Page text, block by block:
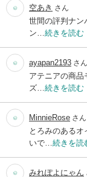
空あき さん
世間の評判ナン
ン… 続きを読む
ayapan2193 さん
アテニアの商品
ズ… 続きを読む
MinnieRose さん
とろみのある
いで… 続きを読
みれぽよにゃん